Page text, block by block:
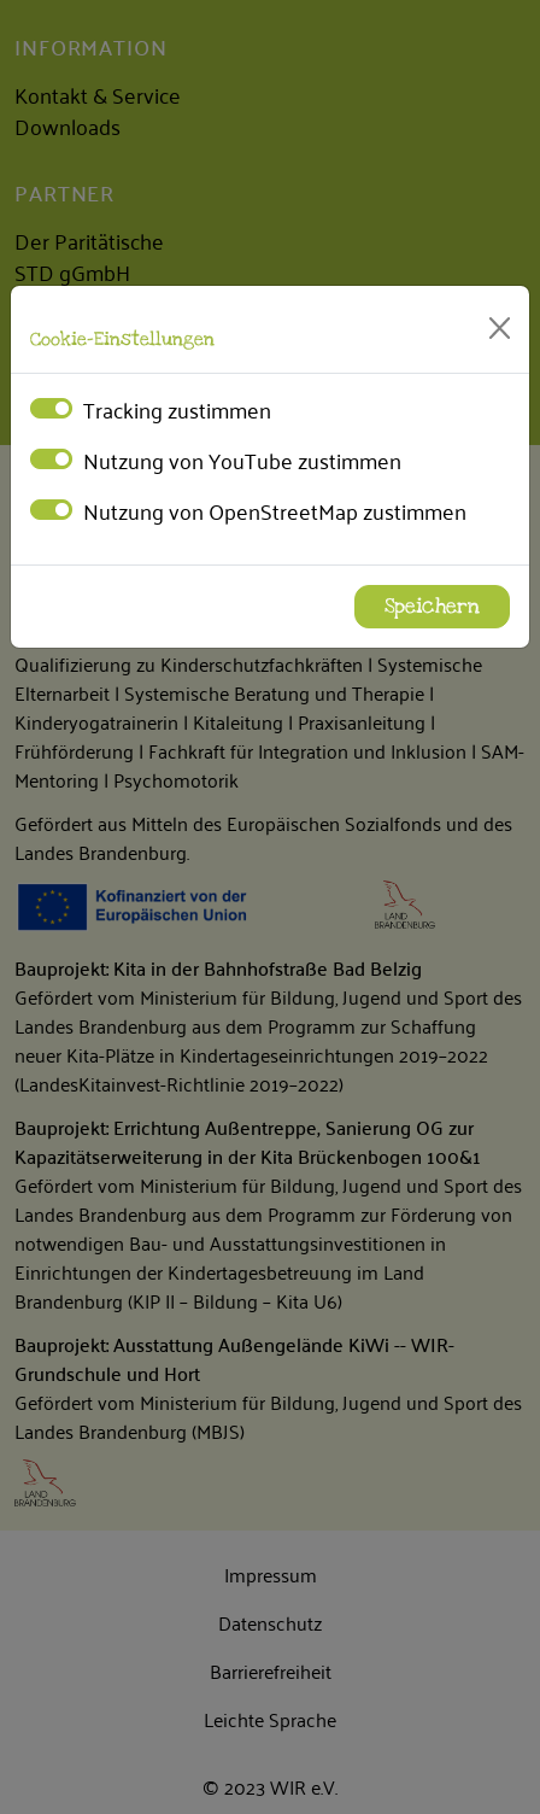
INFORMATION
Kontakt & Service
Downloads
PARTNER
Der Paritätische
STD gGmbH
INTERN
BEM Betriebliches Eingliederungsmanagement
FÖRDERUNGEN
Wir erhalten regelmäßig Fördermittel, um unsere Mitarbeiter
finanziell bei der Durchführung von folgenden Fort- und
Qualifizierung zu Kinderschutzfachkräften | Systemische
Elternarbeit | Systemische Beratung und Therapie |
Kinderyogatrainerin | Kitaleitung | Praxisanleitung |
Frühförderung | Fachkraft für Integration und Inklusion | SAM-
Mentoring | Psychomotorik
Gefördert aus Mitteln des Europäischen Sozialfonds und des
Landes Brandenburg.
Bauprojekt: Kita in der Bahnhofstraße Bad Belzig
Gefördert vom Ministerium für Bildung, Jugend und Sport des
Landes Brandenburg aus dem Programm zur Schaffung
neuer Kita-Plätze in Kindertageseinrichtungen 2019–2022
(LandesKitainvest-Richtlinie 2019–2022)
Bauprojekt: Errichtung Außentreppe, Sanierung OG zur
Kapazitätserweiterung in der Kita Brückenbogen 100&1
Gefördert vom Ministerium für Bildung, Jugend und Sport des
Landes Brandenburg aus dem Programm zur Förderung von
notwendigen Bau- und Ausstattungsinvestitionen in
Einrichtungen der Kindertagesbetreuung im Land
Brandenburg (KIP II – Bildung – Kita U6)
Bauprojekt: Ausstattung Außengelände KiWi -- WIR-
Grundschule und Hort
Gefördert vom Ministerium für Bildung, Jugend und Sport des
Landes Brandenburg (MBJS)
Impressum
Datenschutz
Barrierefreiheit
Leichte Sprache
© 2023 WIR e.V.
Cookie-Einstellungen
Tracking zustimmen
Nutzung von YouTube zustimmen
Nutzung von OpenStreetMap zustimmen
Speichern